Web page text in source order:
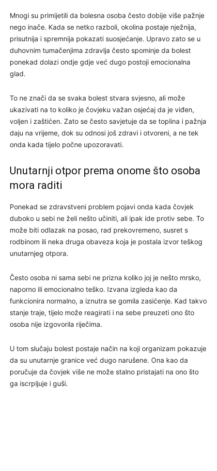
Mnogi su primijetili da bolesna osoba često dobije više pažnje
nego inače. Kada se netko razboli, okolina postaje nježnija,
prisutnija i spremnija pokazati suosjećanje. Upravo zato se u
duhovnim tumačenjima zdravlja često spominje da bolest
ponekad dolazi ondje gdje već dugo postoji emocionalna
glad.
To ne znači da se svaka bolest stvara svjesno, ali može
ukazivati na to koliko je čovjeku važan osjećaj da je viđen,
voljen i zaštićen. Zato se često savjetuje da se toplina i pažnja
daju na vrijeme, dok su odnosi još zdravi i otvoreni, a ne tek
onda kada tijelo počne upozoravati.
Unutarnji otpor prema onome što osoba
mora raditi
Ponekad se zdravstveni problem pojavi onda kada čovjek
duboko u sebi ne želi nešto učiniti, ali ipak ide protiv sebe. To
može biti odlazak na posao, rad prekovremeno, susret s
rodbinom ili neka druga obaveza koja je postala izvor teškog
unutarnjeg otpora.
Često osoba ni sama sebi ne prizna koliko joj je nešto mrsko,
naporno ili emocionalno teško. Izvana izgleda kao da
funkcionira normalno, a iznutra se gomila zasićenje. Kad takvo
stanje traje, tijelo može reagirati i na sebe preuzeti ono što
osoba nije izgovorila riječima.
U tom slučaju bolest postaje način na koji organizam pokazuje
da su unutarnje granice već dugo narušene. Ona kao da
poručuje da čovjek više ne može stalno pristajati na ono što
ga iscrpljuje i guši.